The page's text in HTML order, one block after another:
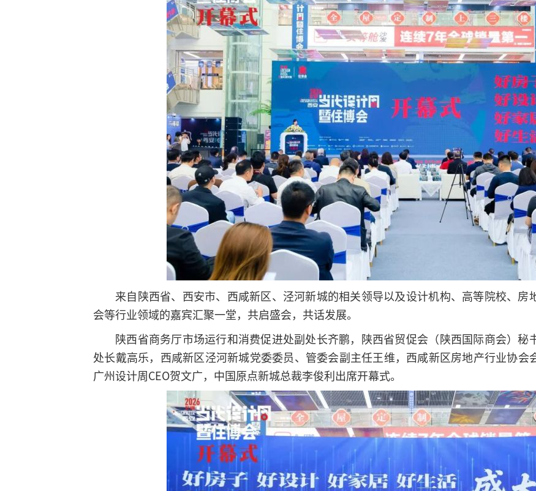
来自陕西省、西安市、西咸新区、泾河新城的相关领导以及设计机构、高等院校、
会等行业领域的嘉宾汇聚一堂，共启盛会，共话发展。
陕西省商务厅市场运行和消费促进处副处长齐鹏，陕西省贸促会（陕西国际商会）
处长戴高乐，西咸新区泾河新城党委委员、管委会副主任王维，西咸新区房地产行业协会
广州设计周CEO贺文广，中国原点新城总裁李俊利出席开幕式。